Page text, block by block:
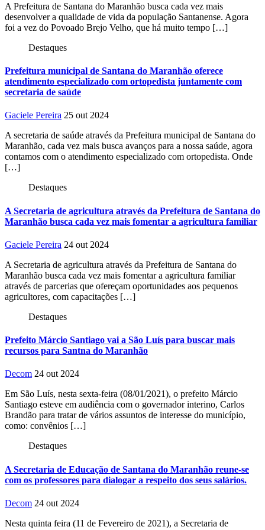
A Prefeitura de Santana do Maranhão busca cada vez mais
desenvolver a qualidade de vida da população Santanense. Agora
foi a vez do Povoado Brejo Velho, que há muito tempo […]
Destaques
Prefeitura municipal de Santana do Maranhão oferece
atendimento especializado com ortopedista juntamente com
secretaria de saúde
Gaciele Pereira 25 out 2024
A secretaria de saúde através da Prefeitura municipal de Santana do
Maranhão, cada vez mais busca avanços para a nossa saúde, agora
contamos com o atendimento especializado com ortopedista. Onde
[…]
Destaques
A Secretaria de agricultura através da Prefeitura de Santana do
Maranhão busca cada vez mais fomentar a agricultura familiar
Gaciele Pereira 24 out 2024
A Secretaria de agricultura através da Prefeitura de Santana do
Maranhão busca cada vez mais fomentar a agricultura familiar
através de parcerias que ofereçam oportunidades aos pequenos
agricultores, com capacitações […]
Destaques
Prefeito Márcio Santiago vai a São Luís para buscar mais
recursos para Santna do Maranhão
Decom 24 out 2024
Em São Luís, nesta sexta-feira (08/01/2021), o prefeito Márcio
Santiago esteve em audiência com o governador interino, Carlos
Brandão para tratar de vários assuntos de interesse do município,
como: convênios […]
Destaques
A Secretaria de Educação de Santana do Maranhão reune-se
com os professores para dialogar a respeito dos seus salários.
Decom 24 out 2024
Nesta quinta feira (11 de Fevereiro de 2021), a Secretaria de